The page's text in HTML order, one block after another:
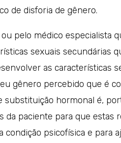
de disforia de gênero.
pelo médico especialista
sexuais secundárias
as características
gênero percebido que é
substituição hormonal é,
da paciente para que estas
psicofísica e para